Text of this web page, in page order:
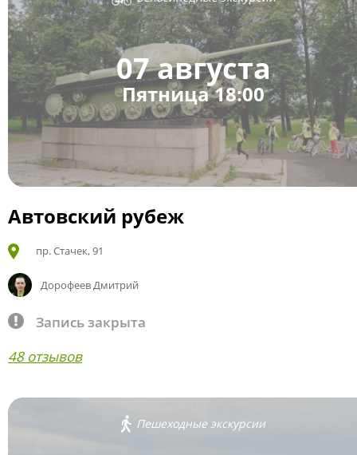
07 августа
Пятница 18:00
Автовский рубеж
пр. Стачек, 91
Дорофеев Дмитрий
Запись закрыта
48 отзывов
Пешеходные экскурсии